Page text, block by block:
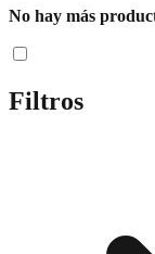
No hay más
Filtros